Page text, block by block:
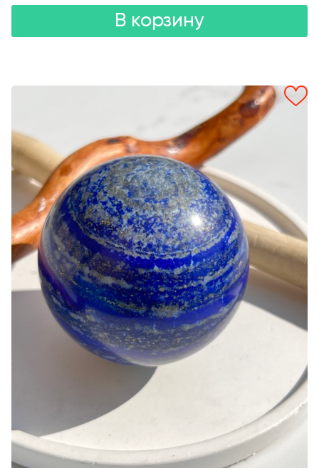
В корзину